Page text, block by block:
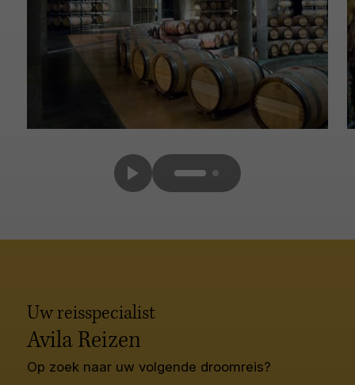
Uw reisspecialist
Avila Reizen
Op zoek naar uw volgende droomreis?